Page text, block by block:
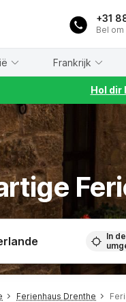
+31
Bel
Frankrijk
Hol dir
In
Ferienhaus Drenthe